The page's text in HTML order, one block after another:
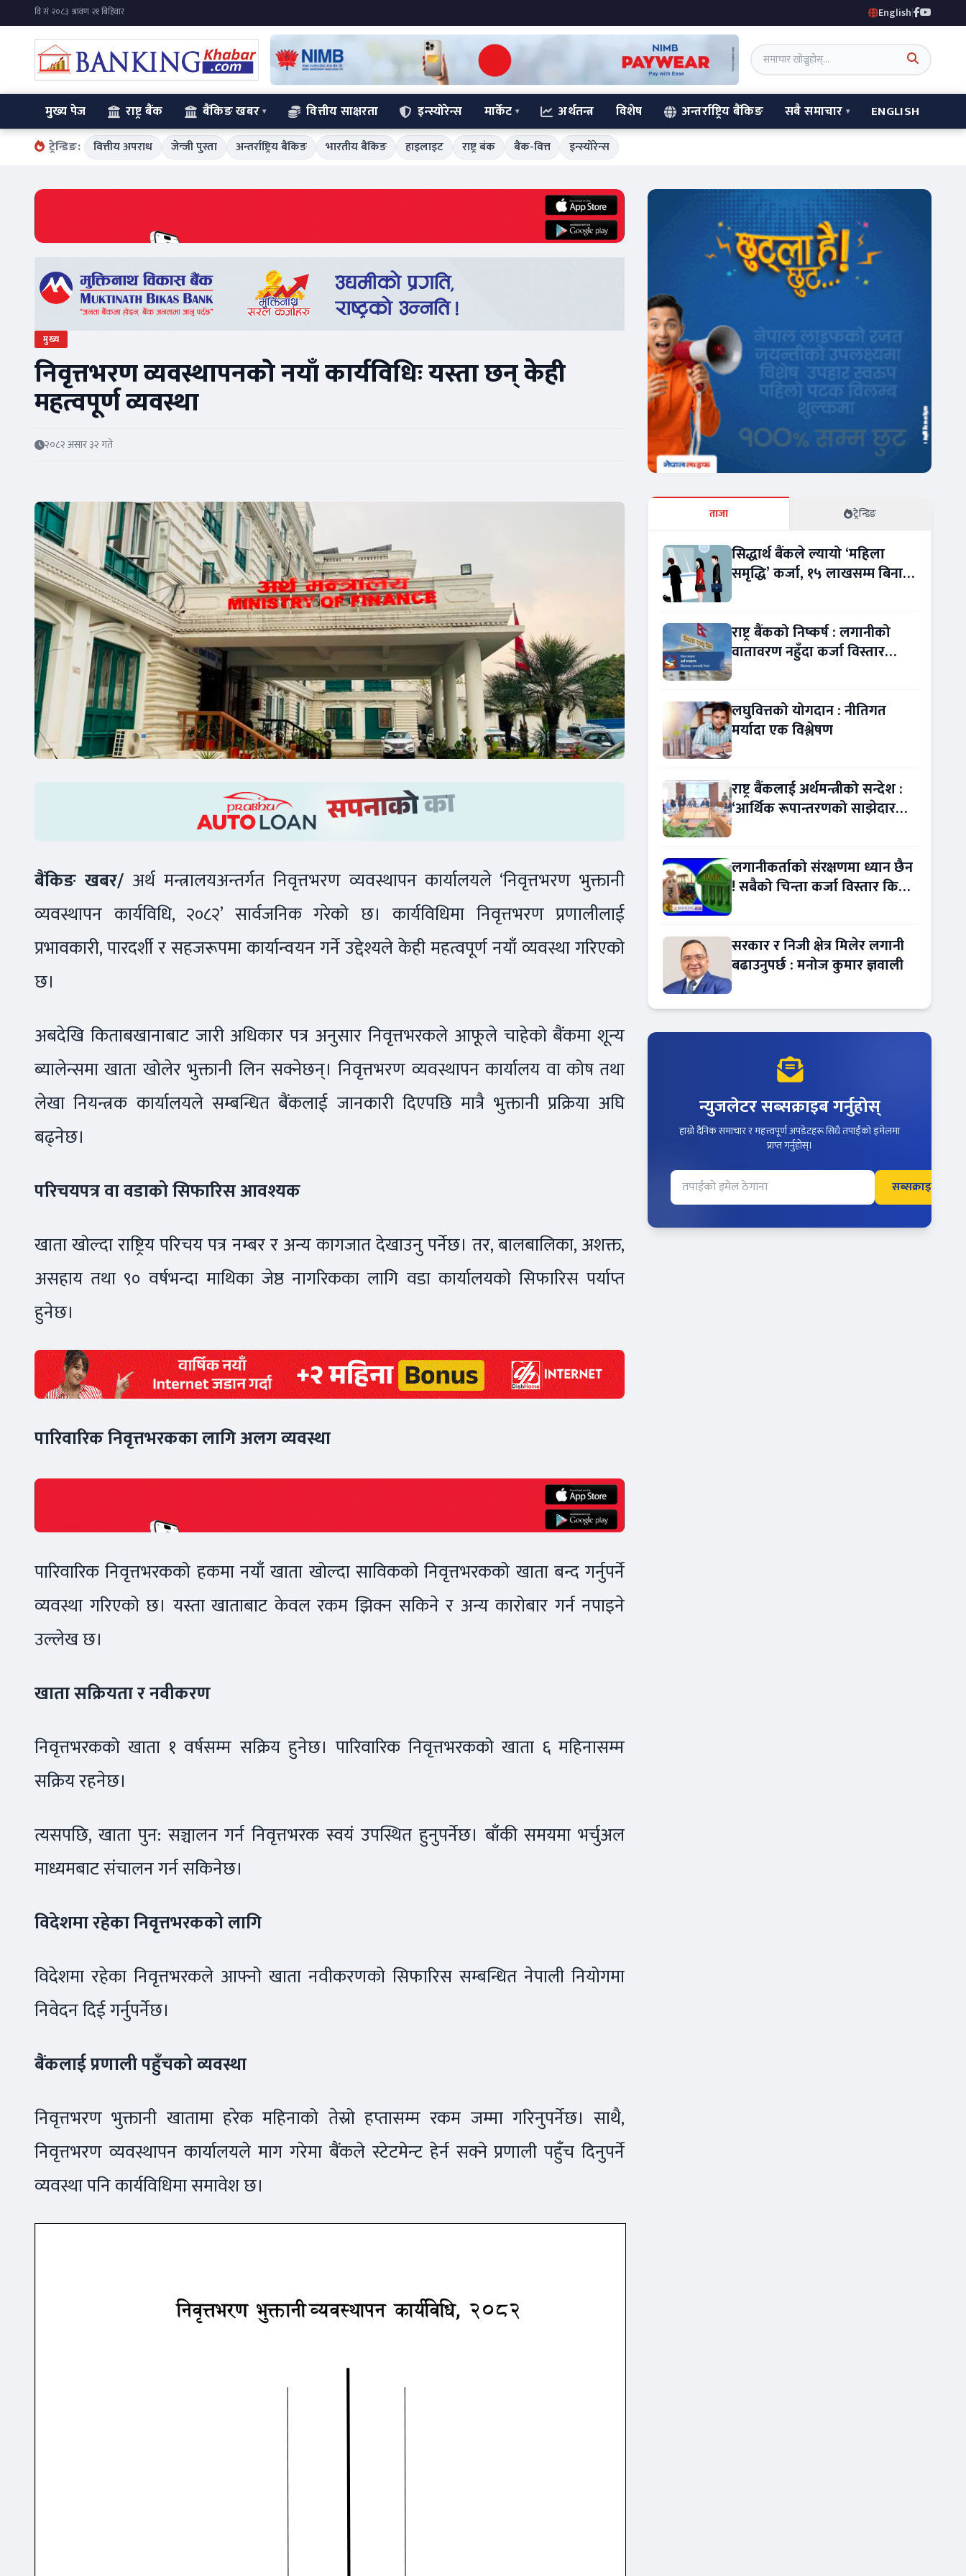
English|
मुख्य पेज राष्ट्र बैंक बैंकिङ खबर वित्तीय साक्षरता इन्स्योरेन्स मार्केट अर्थतन्त्र विशेष अन्तर्राष्ट्रिय बैंकिङ सबै समाचार ENGLISH
ट्रेन्डिङ: वित्तीय अपराध जेन्जी पुस्ता अन्तर्राष्ट्रिय बैंकिङ भारतीय बैंकिङ हाइलाइट राष्ट्र बंक बैंक-वित्त इन्स्योरेन्स
मुख्य
निवृत्तभरण व्यवस्थापनको नयाँ कार्यविधिः यस्ता छन् केही
महत्वपूर्ण व्यवस्था
२०८२ असार ३२ गते
बैंकिङ खबर/अर्थ मन्त्रालयअन्तर्गत निवृत्तभरण व्यवस्थापन कार्यालयले ‘निवृत्तभरण भुक्तानी
व्यवस्थापन कार्यविधि, २०८२’ सार्वजनिक गरेको छ। कार्यविधिमा निवृत्तभरण प्रणालीलाई
प्रभावकारी, पारदर्शी र सहजरूपमा कार्यान्वयन गर्ने उद्देश्यले केही महत्वपूर्ण नयाँ व्यवस्था गरिएको
छ।
अबदेखि किताबखानाबाट जारी अधिकार पत्र अनुसार निवृत्तभरकले आफूले चाहेको बैंकमा शून्य
ब्यालेन्समा खाता खोलेर भुक्तानी लिन सक्नेछन्। निवृत्तभरण व्यवस्थापन कार्यालय वा कोष तथा
लेखा नियन्त्रक कार्यालयले सम्बन्धित बैंकलाई जानकारी दिएपछि मात्रै भुक्तानी प्रक्रिया अघि
बढ्नेछ।
परिचयपत्र वा वडाको सिफारिस आवश्यक
खाता खोल्दा राष्ट्रिय परिचय पत्र नम्बर र अन्य कागजात देखाउनु पर्नेछ। तर, बालबालिका, अशक्त,
असहाय तथा ९० वर्षभन्दा माथिका जेष्ठ नागरिकका लागि वडा कार्यालयको सिफारिस पर्याप्त
हुनेछ।
पारिवारिक निवृत्तभरकका लागि अलग व्यवस्था
पारिवारिक निवृत्तभरकको हकमा नयाँ खाता खोल्दा साविकको निवृत्तभरकको खाता बन्द गर्नुपर्ने
व्यवस्था गरिएको छ। यस्ता खाताबाट केवल रकम झिक्न सकिने र अन्य कारोबार गर्न नपाइने
उल्लेख छ।
खाता सक्रियता र नवीकरण
निवृत्तभरकको खाता १ वर्षसम्म सक्रिय हुनेछ। पारिवारिक निवृत्तभरकको खाता ६ महिनासम्म
सक्रिय रहनेछ।
त्यसपछि, खाता पुन: सञ्चालन गर्न निवृत्तभरक स्वयं उपस्थित हुनुपर्नेछ। बाँकी समयमा भर्चुअल
माध्यमबाट संचालन गर्न सकिनेछ।
विदेशमा रहेका निवृत्तभरकको लागि
विदेशमा रहेका निवृत्तभरकले आफ्नो खाता नवीकरणको सिफारिस सम्बन्धित नेपाली नियोगमा
निवेदन दिई गर्नुपर्नेछ।
बैंकलाई प्रणाली पहुँचको व्यवस्था
निवृत्तभरण भुक्तानी खातामा हरेक महिनाको तेस्रो हप्तासम्म रकम जम्मा गरिनुपर्नेछ। साथै,
निवृत्तभरण व्यवस्थापन कार्यालयले माग गरेमा बैंकले स्टेटमेन्ट हेर्न सक्ने प्रणाली पहुँच दिनुपर्ने
व्यवस्था पनि कार्यविधिमा समावेश छ।
ताजा ट्रेन्डिङ
सिद्धार्थ बैंकले ल्यायो ‘महिला
समृद्धि’ कर्जा, १५ लाखसम्म बिना
राष्ट्र बैंकको निष्कर्ष : लगानीको
वातावरण नहुँदा कर्जा विस्तार
लघुवित्तको योगदान : नीतिगत
मर्यादा एक विश्लेषण
राष्ट्र बैंकलाई अर्थमन्त्रीको सन्देश :
‘आर्थिक रूपान्तरणको साझेदार
लगानीकर्ताको संरक्षणमा ध्यान छैन
! सबैको चिन्ता कर्जा विस्तार किन
सरकार र निजी क्षेत्र मिलेर लगानी
बढाउनुपर्छ : मनोज कुमार ज्ञवाली
न्युजलेटर सब्सक्राइब गर्नुहोस्
हाम्रो दैनिक समाचार र महत्त्वपूर्ण अपडेटहरू सिधै तपाईंको इमेलमा
प्राप्त गर्नुहोस्।
सब्सक्राइब